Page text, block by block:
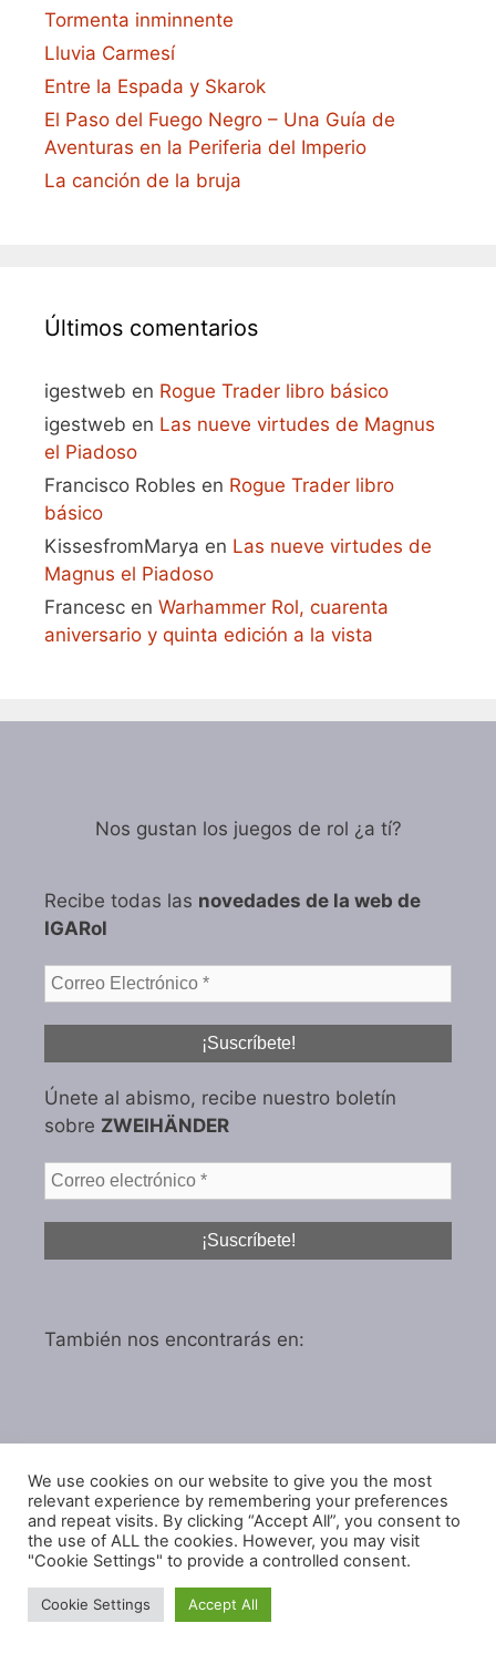
Tormenta inminnente
Lluvia Carmesí
Entre la Espada y Skarok
El Paso del Fuego Negro – Una Guía de
Aventuras en la Periferia del Imperio
La canción de la bruja
Últimos comentarios
igestweb en Rogue Trader libro básico
igestweb en Las nueve virtudes de Magnus
el Piadoso
Francisco Robles en Rogue Trader libro
básico
KissesfromMarya en Las nueve virtudes de
Magnus el Piadoso
Francesc en Warhammer Rol, cuarenta
aniversario y quinta edición a la vista
Nos gustan los juegos de rol ¿a tí?
Recibe todas las novedades de la web de
IGARol
Únete al abismo, recibe nuestro boletín
sobre ZWEIHÄNDER
También nos encontrarás en:
Política de privacidad
Política de cookies
© 2026 IGARol Estudio• Creado con
We use cookies on our website to give you the most
relevant experience by remembering your preferences
and repeat visits. By clicking “Accept All”, you consent to
the use of ALL the cookies. However, you may visit
"Cookie Settings" to provide a controlled consent.
Cookie Settings Accept All